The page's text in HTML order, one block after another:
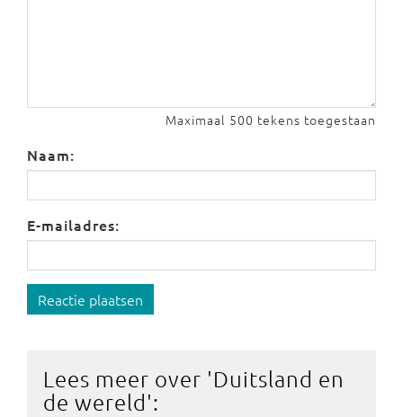
Maximaal 500 tekens toegestaan
Naam:
E-mailadres:
Reactie plaatsen
Lees meer over 'Duitsland en
de wereld':